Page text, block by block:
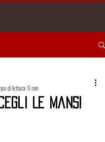
Le Mans!
di lettura: 6 min